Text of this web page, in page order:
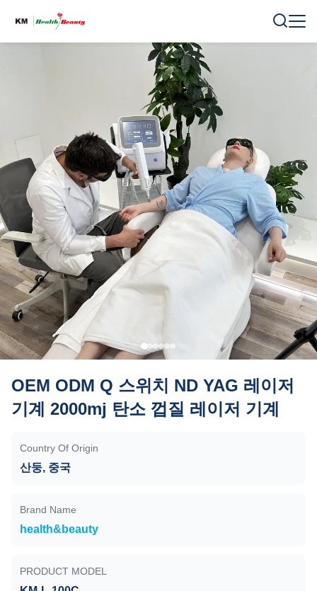
OEM ODM Q 스위치 ND YAG 레이저
기계 2000mj 탄소 껍질 레이저 기계
Country Of Origin
산둥, 중국
Brand Name
health&beauty
PRODUCT MODEL